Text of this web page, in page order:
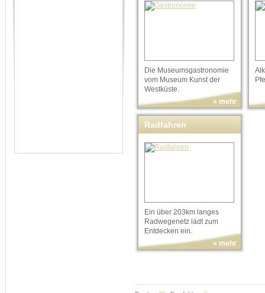
Die Museumsgastronomie
vom Museum Kunst der
Westküste.
» mehr
Radfahren
Ein über 203km langes
Radwegenetz lädt zum
Entdecken ein.
» mehr